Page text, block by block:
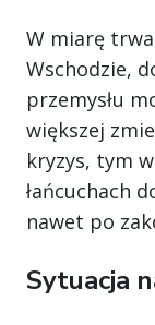
W miarę
Wschodzie,
przemysłu
większej
kryzys, tym
łańcuchach
nawet po
Sytuacja